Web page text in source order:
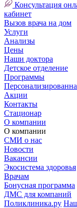
Консультация
кабинет
Вызов врача на дом
Услуги
Анализы
Цены
Наши доктора
Детское отделение
Программы
Акции
Контакты
Стационар
О компании
О компании
СМИ о нас
Новости
Вакансии
Экосистема здоровья
Врачам
Бонусная программа
ДМС для компаний
Поликлиника.ру